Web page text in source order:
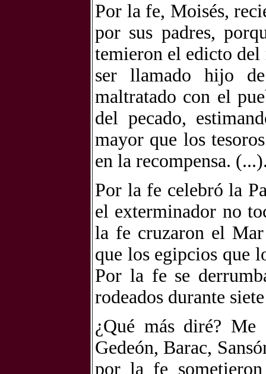
Por la fe, Moisés,
por sus padres,
temieron el edicto del
ser llamado hijo
maltratado con el
del pecado,
mayor que los
en la recompensa.
Por la fe celebró la
el exterminador no
la fe cruzaron el
que los egipcios que
Por la fe se
rodeados durante
¿Qué más diré?
Gedeón, Barac,
por la fe